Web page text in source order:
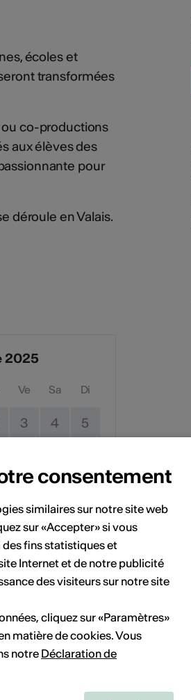
écoles et
transformées
co-productions
aux élèves des
pour
déroule en Valais.
2025
Ve Sa Di
3 4 5
24 25 26
31
consentement
similaires sur notre site web
sur «Accepter» si vous
fins statistiques et
Internet et de notre publicité
des visiteurs sur notre site
cliquez sur «Paramètres»
matière de cookies. Vous
notre Déclaration de